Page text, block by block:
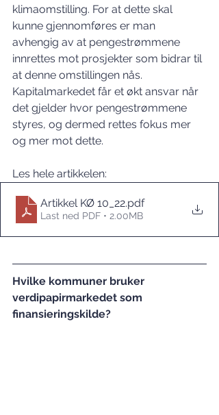
klimaomstilling. For at dette skal
kunne gjennomføres er man
avhengig av at pengestrømmene
innrettes mot prosjekter som bidrar til
at denne omstillingen nås.
Kapitalmarkedet får et økt ansvar når
det gjelder hvor pengestrømmene
styres, og dermed rettes fokus mer
og mer mot dette.
Les hele artikkelen:
Artikkel KØ 10_22.pdf
Last ned PDF • 2.00MB
Hvilke kommuner bruker
verdipapirmarkedet som
finansieringskilde?